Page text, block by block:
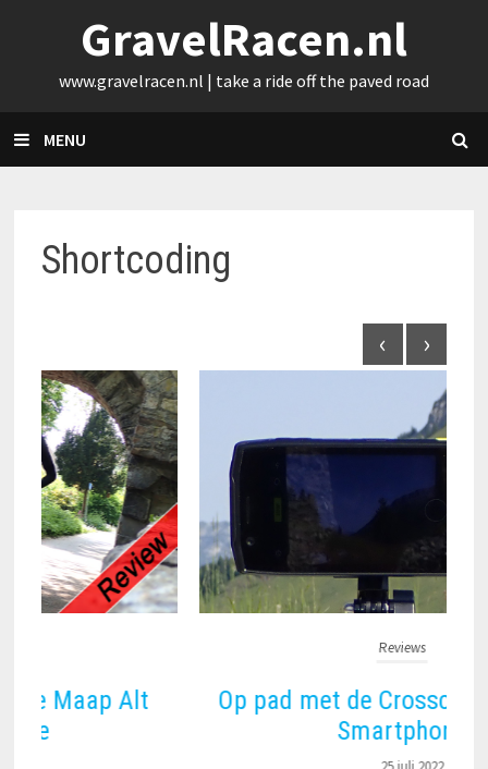
content
GravelRacen.nl
www.gravelracen.nl | take a ride off the paved road
MENU
Shortcoding
Op pad met de Crosscall Action X5
‹ ›